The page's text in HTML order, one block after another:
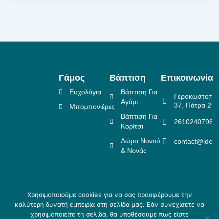
Γάμος
Ευχολόγια
Μπομπονιέρες
Βάπτιση
Βάπτιση Για
Αγόρι
Βάπτιση Για
Κορίτσι
Δώρα Νονού
& Νονάς
Επικοινωνία
37, Πάτρα
2610240796
Copyright ©
Crafted
Πολιτική Επιστροφών
Πολιτική Απορρήτου
Χρησιμοποιούμε cookies για να σας προσφέρουμε την
καλύτερη δυνατή εμπειρία στη σελίδα μας. Εάν συνεχίσετε να
χρησιμοποιείτε τη σελίδα, θα υποθέσουμε πως είστε